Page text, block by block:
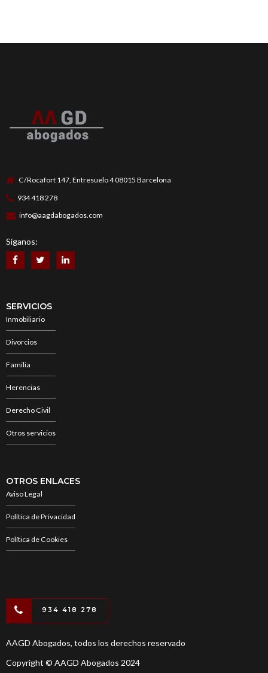
C/Rocafort 147, Entresuelo 4 08015 Barcelona
934 418 278
info@aagdabogados.com
Síganos:
SERVICIOS
Inmobiliario
Divorcios
Familia
Herencias
Derecho Civil
Otros servicios
OTROS ENLACES
Aviso Legal
Política de Privacidad
Política de Cookies
934 418 278
AAGD Abogados, todos los derechos reservado
Copyright © AAGD Abogados 2024